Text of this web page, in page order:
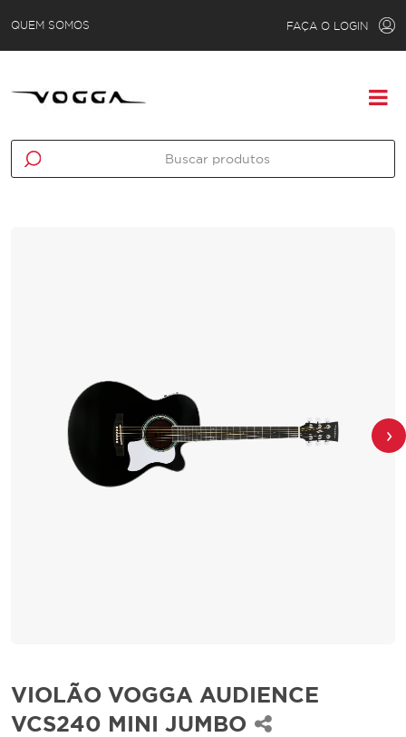
QUEM SOMOS FAÇA O LOGIN
›
VIOLÃO VOGGA AUDIENCE
VCS240 MINI JUMBO